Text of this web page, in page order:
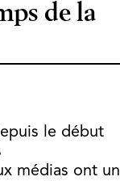
de la
le début
médias ont un